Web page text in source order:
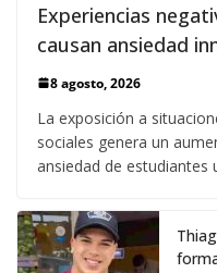
Experiencias
causan ansiedad
8 agosto, 2026
La exposición a
sociales genera un
ansiedad de estudiantes